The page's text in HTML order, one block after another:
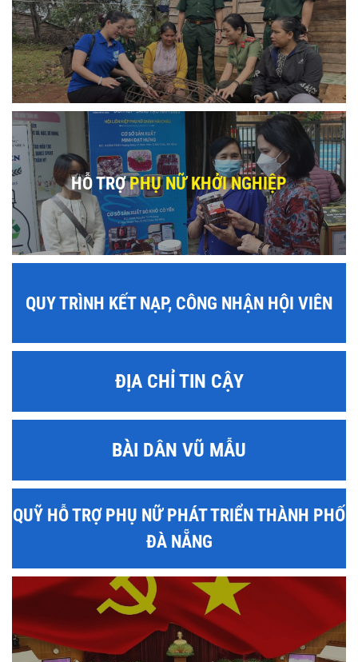
HỖ TRỢPHỤ NỮ KHỞI NGHIỆP
QUY TRÌNH KẾT NẠP, CÔNG NHẬN HỘI VIÊN
ĐỊA CHỈ TIN CẬY
BÀI DÂN VŨ MẪU
QUỸ HỖ TRỢ PHỤ NỮ PHÁT TRIỂN THÀNH PHỐ
ĐÀ NẴNG